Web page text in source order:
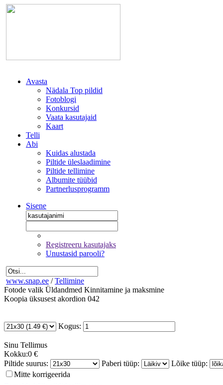
Avasta
Nädala Top pildid
Fotoblogi
Konkursid
Vaata kasutajaid
Kaart
Telli
Abi
Kuidas alustada
Piltide üleslaadimine
Piltide tellimine
Albumite tüübid
Partnerlusprogramm
Sisene
Registreeru kasutajaks
Unustasid parooli?
www.snap.ee / Tellimine
Fotode valik Üldandmed Kinnitamine ja maksmine
Koopia üksusest akordion 042
Kogus:
Sinu Tellimus
Kokku:0 €
Piltide suurus:
Paberi tüüp:
Lõike tüüp:
Mitte korrigeerida